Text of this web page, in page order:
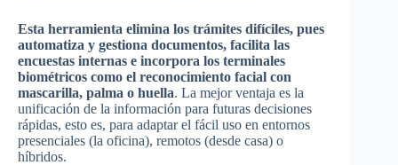
Esta herramienta elimina los trámites difíciles, pues
automatiza y gestiona documentos, facilita las
encuestas internas e incorpora los terminales
biométricos como el reconocimiento facial con
mascarilla, palma o huella. La mejor ventaja es la
unificación de la información para futuras decisiones
rápidas, esto es, para adaptar el fácil uso en entornos
presenciales (la oficina), remotos (desde casa) o
híbridos.